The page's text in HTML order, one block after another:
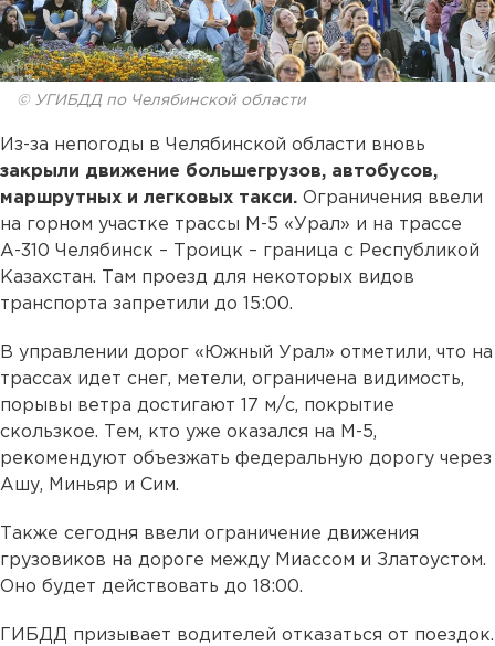
© УГИБДД по Челябинской области
Из-за непогоды в Челябинской области вновь
закрыли движение большегрузов, автобусов,
маршрутных и легковых такси. Ограничения ввели
на горном участке трассы М-5 «Урал» и на трассе
А-310 Челябинск – Троицк – граница с Республикой
Казахстан. Там проезд для некоторых видов
транспорта запретили до 15:00.
В управлении дорог «Южный Урал» отметили, что на
трассах идет снег, метели, ограничена видимость,
порывы ветра достигают 17 м/c, покрытие
скользкое. Тем, кто уже оказался на М-5,
рекомендуют объезжать федеральную дорогу через
Ашу, Миньяр и Сим.
Также сегодня ввели ограничение движения
грузовиков на дороге между Миассом и Златоустом.
Оно будет действовать до 18:00.
ГИБДД призывает водителей отказаться от поездок.